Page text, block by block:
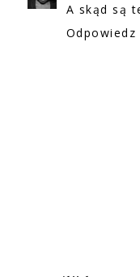
A skąd są
Odpowiedz